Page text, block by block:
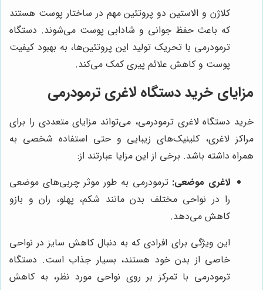
کلاژن و الاستین دو پروتئین مهم در ساختار پوست هستند
که باعث حفظ جوانی و شادابی پوست می‌شوند. دستگاه
ترمودرمی با تحریک تولید این پروتئین‌ها، به بهبود کیفیت
پوست و کاهش علائم پیری کمک می‌کند.
مزایای خرید دستگاه لاغری ترمودرمی
خرید دستگاه لاغری ترمودرمی، می‌تواند مزایای متعددی را برای
مراکز لاغری، کلینیک‌های زیبایی و حتی استفاده شخصی به
همراه داشته باشد. برخی از این مزایا عبارتند از:
لاغری موضعی: ترمودرمی به طور موثر چربی‌های موضعی
را در نواحی مختلف بدن مانند شکم، پهلو، ران و بازو
کاهش می‌دهد.
این ویژگی برای افرادی که به دنبال کاهش سایز در نواحی
خاصی از بدن خود هستند، بسیار جذاب است. دستگاه
ترمودرمی با تمرکز بر روی نواحی مورد نظر، به کاهش